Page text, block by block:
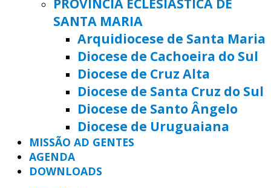
SANTA MARIA
Arquidiocese de Santa Maria
Diocese de Cachoeira do Sul
Diocese de Cruz Alta
Diocese de Santa Cruz do Sul
Diocese de Santo Ângelo
Diocese de Uruguaiana
MISSÃO AD GENTES
AGENDA
DOWNLOADS